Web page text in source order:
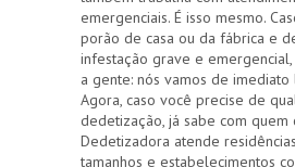
emergenciais. É isso mesmo.
porão de casa ou da fábrica e
infestação grave e
a gente: nós vamos de
Agora, caso você precise de
dedetização, já sabe com quem
Dedetizadora atende
tamanhos e estabelecimentos